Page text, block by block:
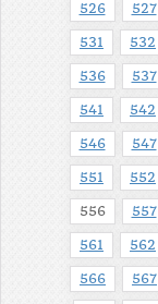
526 527
531 532
536 537
541 542
546 547
551 552
556 557
561 562
566 567